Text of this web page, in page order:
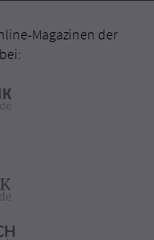
Magazinen der